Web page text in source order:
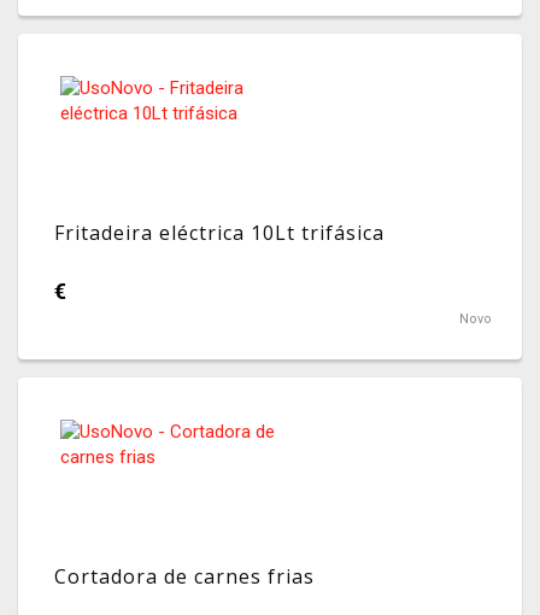
Fritadeira eléctrica 10Lt trifásica
€
Novo
Cortadora de carnes frias